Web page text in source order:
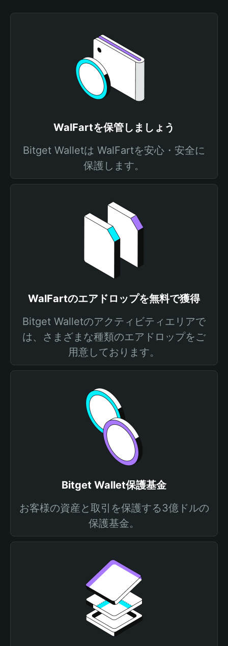
WalFartを保管しましょう
Bitget Walletは WalFartを安心・安全に
保護します。
WalFartのエアドロップを無料で獲得
Bitget Walletのアクティビティエリアで
は、さまざまな種類のエアドロップをご
用意しております。
Bitget Wallet保護基金
お客様の資産と取引を保護する3億ドルの
保護基金。